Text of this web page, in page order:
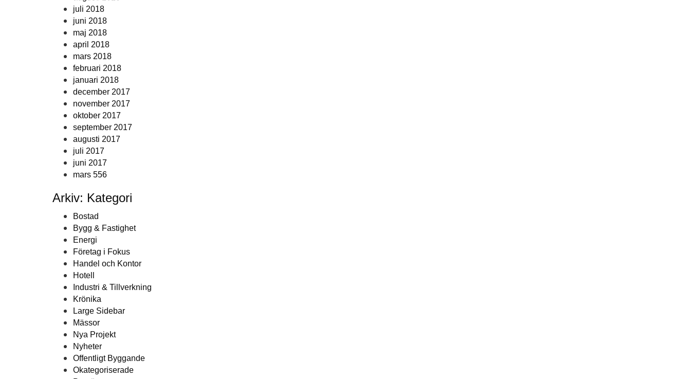
juli 2018
juni 2018
maj 2018
april 2018
mars 2018
februari 2018
januari 2018
december 2017
november 2017
oktober 2017
september 2017
augusti 2017
juli 2017
juni 2017
mars 556
Arkiv: Kategori
Bostad
Bygg & Fastighet
Energi
Företag i Fokus
Handel och Kontor
Hotell
Industri & Tillverkning
Krönika
Large Sidebar
Mässor
Nya Projekt
Nyheter
Offentligt Byggande
Okategoriserade